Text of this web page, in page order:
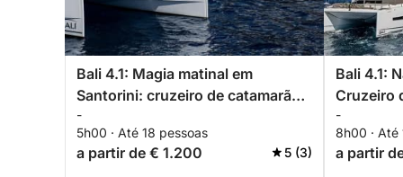
Bali 4.1: Magia matinal em
Santorini: cruzeiro de catamarã
para a Praia Vermelha, Praia
Branca, vulcão e muito mais!
-
5h00 · Até 18 pessoas
a partir de € 1.200 5 (3)
Bali 4.1:
Cruzeiro
completo
Vlychada
-
8h00 · Até
a partir